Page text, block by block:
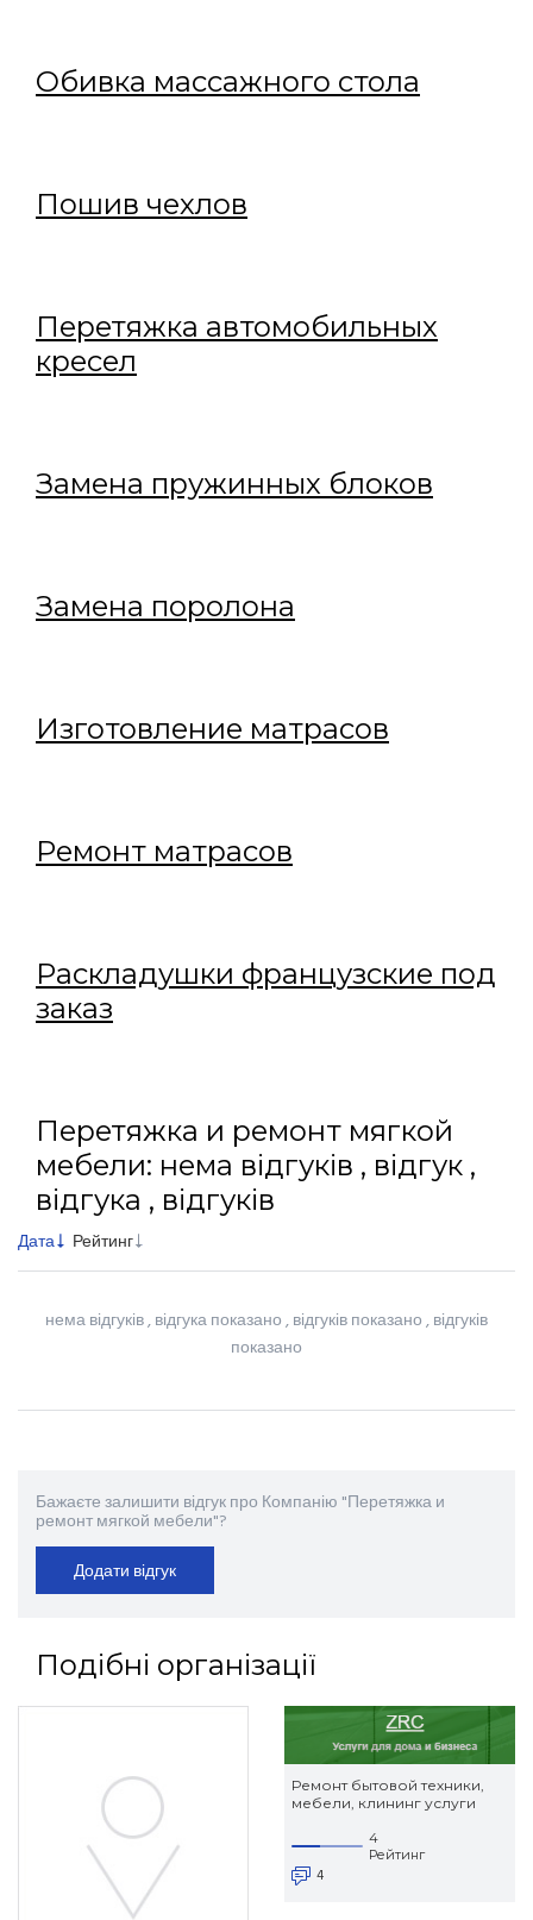
Обивка массажного стола
Пошив чехлов
Перетяжка автомобильных
кресел
Замена пружинных блоков
Замена поролона
Изготовление матрасов
Ремонт матрасов
Раскладушки французские под
заказ
Перетяжка и ремонт мягкой
мебели: нема відгуків , відгук ,
відгука , відгуків
Дата Рейтинг
нема відгуків , відгука показано , відгуків показано , відгуків
показано
Бажаєте залишити відгук про Компанію "Перетяжка и
ремонт мягкой мебели"?
Додати відгук
Подібні організації
Ремонт бытовой техники,
мебели, клининг услуги
4
Рейтинг
4